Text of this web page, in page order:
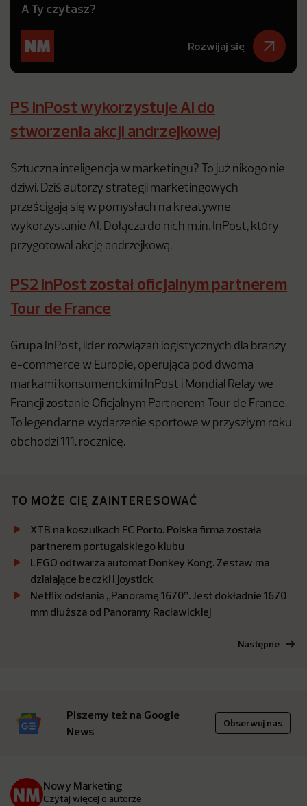
A Ty czytasz?
Rozwijaj się
PS InPost wykorzystuje AI do
stworzenia akcji andrzejkowej
Sztuczna inteligencja w marketingu? To już nikogo nie
dziwi. Dziś autorzy strategii marketingowych
prześcigają się w pomysłach na kreatywne
wykorzystanie AI. Dołącza do nich m.in. InPost, który
przygotował akcję andrzejkową.
PS2 InPost został oficjalnym partnerem
Tour de France
Grupa InPost, lider rozwiązań logistycznych dla branży
e-commerce w Europie, operująca pod dwoma
markami konsumenckimi InPost i Mondial Relay we
Francji zostanie Oficjalnym Partnerem Tour de France.
To legendarne wydarzenie sportowe w przyszłym roku
obchodzi 111. rocznicę.
TO MOŻE CIĘ ZAINTERESOWAĆ
XTB na koszulkach FC Porto. Polska firma została
partnerem portugalskiego klubu
LEGO odtwarza automat Donkey Kong. Zestaw ma
działające beczki i joystick
Netflix odsłania „Panoramę 1670”. Jest dokładnie 1670
mm dłuższa od Panoramy Racławickiej
Następne
Piszemy też na Google
News
Obserwuj nas
Nowy Marketing
Czytaj więcej o autorze